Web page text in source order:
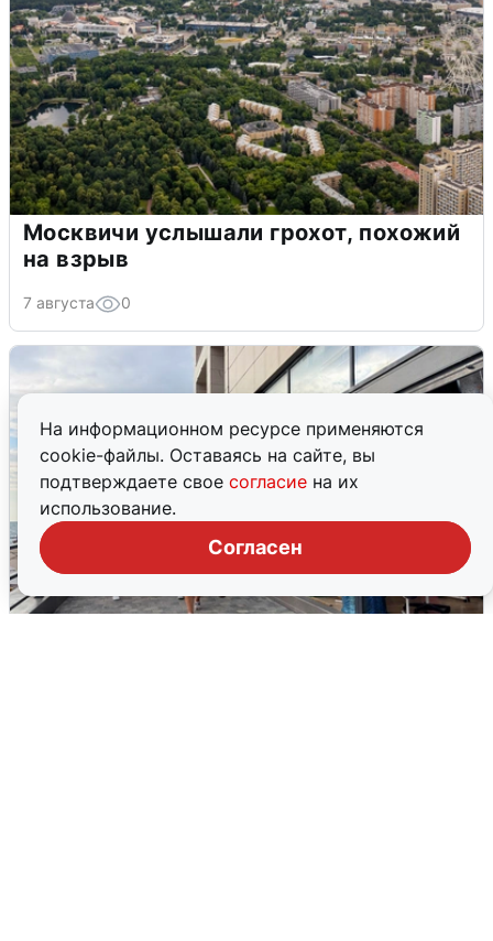
На информационном ресурсе применяются
cookie-файлы. Оставаясь на сайте, вы
подтверждаете свое согласие на их
использование.
Согласен
Москвичи услышали грохот, похожий
на взрыв
7 августа 0